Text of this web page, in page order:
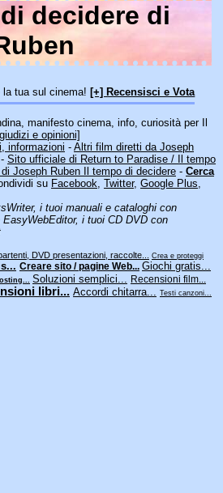
decidere di
la tua sul cinema! [+] Recensisci e Vota
manifesto cinema, info, curiosità per Il
e opinioni]
informazioni - Altri film diretti da Joseph
- Sito ufficiale di Return to Paradise / Il tempo
Joseph Ruben Il tempo di decidere - Cerca
su Facebook, Twitter, Google Plus,
i tuoi manuali e cataloghi con
i tuoi CD DVD con
DVD presentazioni, raccolte...
Crea e proteggi
Creare sito / pagine Web... Giochi gratis...
Soluzioni semplici... Recensioni film...
libri... Accordi chitarra... Testi canzoni...